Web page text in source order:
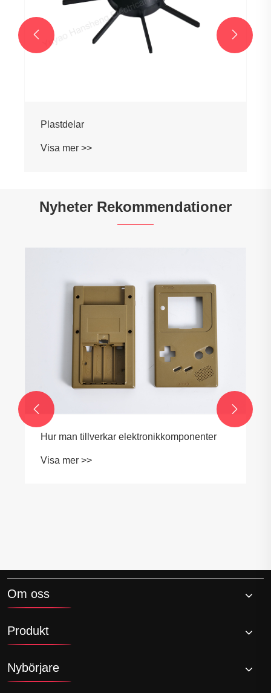
Plastdelar
Visa mer >>
 
Nyheter Rekommendationer
Hur man tillverkar elektronikkomponenter
Visa mer >>
 
Om oss
Produkt
Nybörjare